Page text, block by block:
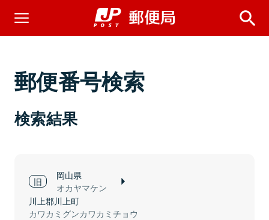
郵便番号検索
検索結果
岡山県
オカヤマケン
川上郡川上町
カワカミグンカワカミチョウ